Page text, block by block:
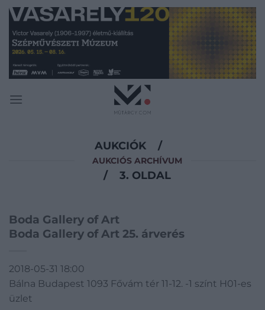
Skip
content
AUKCIÓK /
AUKCIÓS ARCHÍVUM
/ 3. OLDAL
Boda Gallery of Art
Boda Gallery of Art 25. árverés
2018-05-31 18:00
Bálna Budapest 1093 Fővám tér 11-12. -1 színt H01-es
üzlet